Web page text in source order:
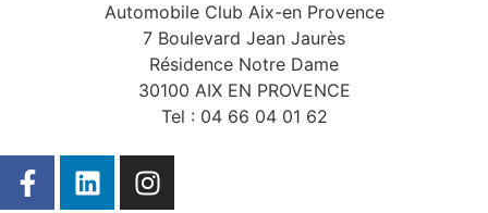
Automobile Club Aix-en Provence
7 Boulevard Jean Jaurès
Résidence Notre Dame
30100 AIX EN PROVENCE
Tel : 04 66 04 01 62